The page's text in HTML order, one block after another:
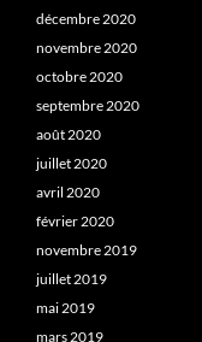
décembre 2020
novembre 2020
octobre 2020
septembre 2020
août 2020
juillet 2020
avril 2020
février 2020
novembre 2019
juillet 2019
mai 2019
mars 2019